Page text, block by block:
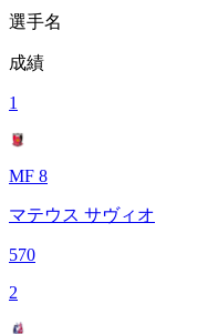
選手名
成績
1
MF 8
マテウス サヴィオ
570
2